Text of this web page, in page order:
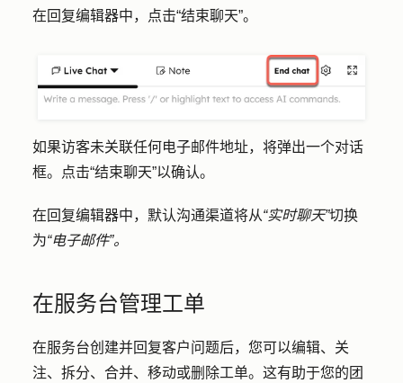
在回复编辑器中，点击“结束聊天”。
如果访客未关联任何电子邮件地址，将弹出一个对话
框。点击“结束聊天”以确认。
在回复编辑器中，默认沟通渠道将从“实时聊天”切换
为“电子邮件”。
在服务台管理工单
在服务台创建并回复客户问题后，您可以编辑、关
注、拆分、合并、移动或删除工单。这有助于您的团